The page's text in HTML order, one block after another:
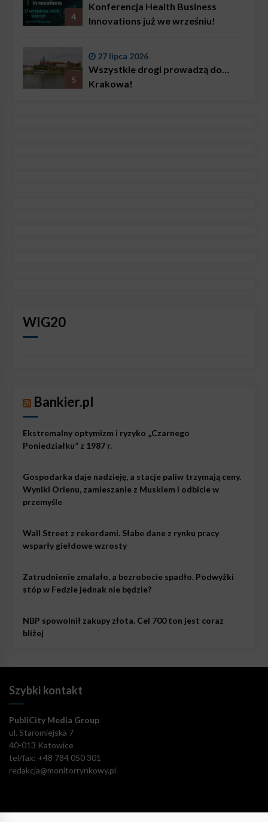
4
Konferencja Health Business
Innovations już we wrześniu!
5
27 lipca 2026
Wszystkie drogi prowadzą do…
Krakowa!
WIG20
Bankier.pl
Ekstremalny optymizm i ryzyko „Czarnego
Poniedziałku” z 1987 r.
Gospodarka daje nadzieję, a stacje paliw trzymają ceny.
Wyniki Orlenu, zamieszanie z Muskiem i odbicie w
przemyśle
Wall Street z rekordami. Słabe dane z rynku pracy
wsparły giełdowe wzrosty
Zatrudnienie zmalało, a bezrobocie spadło. Podwyżki
stóp w Fedzie jednak nie będzie?
NBP spowolnił zakupy złota. Cel 700 ton jest coraz
bliżej
Szybki kontakt
PubliCity Media Group
ul. Staromiejska 7
40-013 Katowice
tel/fax: +48 784 050 301
redakcja@monitorrynkowy.pl